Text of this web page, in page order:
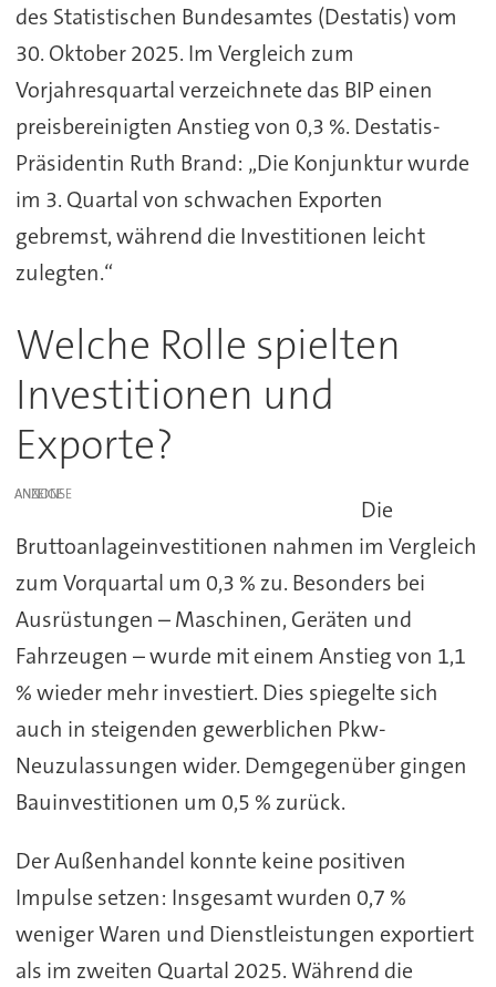
des Statistischen Bundesamtes (Destatis) vom
30. Oktober 2025. Im Vergleich zum
Vorjahresquartal verzeichnete das BIP einen
preisbereinigten Anstieg von 0,3 %. Destatis-
Präsidentin Ruth Brand: „Die Konjunktur wurde
im 3. Quartal von schwachen Exporten
gebremst, während die Investitionen leicht
zulegten.“
Welche Rolle spielten
Investitionen und
Exporte?
ANZEIGE
Die
Bruttoanlageinvestitionen nahmen im Vergleich
zum Vorquartal um 0,3 % zu. Besonders bei
Ausrüstungen – Maschinen, Geräten und
Fahrzeugen – wurde mit einem Anstieg von 1,1
% wieder mehr investiert. Dies spiegelte sich
auch in steigenden gewerblichen Pkw-
Neuzulassungen wider. Demgegenüber gingen
Bauinvestitionen um 0,5 % zurück.
Der Außenhandel konnte keine positiven
Impulse setzen: Insgesamt wurden 0,7 %
weniger Waren und Dienstleistungen exportiert
als im zweiten Quartal 2025. Während die